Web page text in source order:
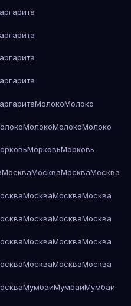
МолокоМолоко
МолокоМолокоМолоко
МорковьМорковь
МоскваМоскваМоскваМосква
МоскваМоскваМосква
МоскваМоскваМосква
МоскваМоскваМосква
МоскваМоскваМосква
МумбаиМумбаиМумбаи